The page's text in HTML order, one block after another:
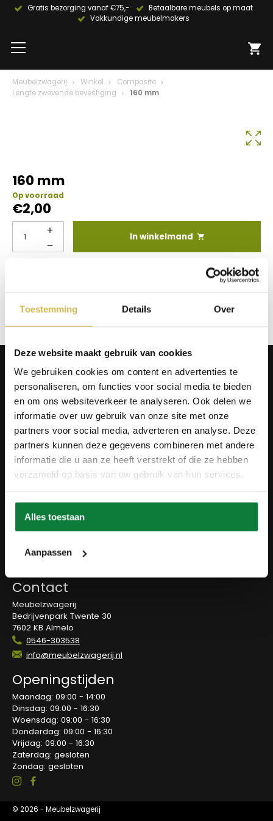
Toestemming Details Over
Deze website maakt gebruik van cookies
We gebruiken cookies om content en advertenties te
personaliseren, om functies voor social media te bieden
en om ons websiteverkeer te analyseren. Ook delen we
informatie over uw gebruik van onze site met onze
partners voor social media, adverteren en analyse. Deze
partners kunnen deze gegevens combineren met andere
informatie die u aan ze heeft verstrekt of die ze hebben
verzameld op basis van uw gebruik van hun services.
Alles toestaan
Aanpassen
Gratis bezorging vanaf €75,-
Betaalbare meubels op maat
Vakkundige meubelmakers
Meubelzwagerij Winkel
Composite
Lengte zwevende bevestiging
160 mm
160 mm
Op voorraad
€2,00
In winkelmand
Info aanvragen / wensen doorgeven
Op verlanglijstje
Producten
Tafels
Wanddecoratie
Tv-meubels
Accessoires
Onderstellen
Olie en onderhoud
Over ons
Wie zijn wij?
Ons materiaal
Duurzaamheid
Betaalmethodes
Overeenkomst herroepen
Contact
Meubelzwagerij
Bedrijvenpark Twente 30
7602 KB Almelo
0546-303538
info@meubelzwagerij.nl
Openingstijden
Maandag: 09:00 - 14:00
Dinsdag: 09:00 - 16:30
Woensdag: 09:00 - 16:30
Donderdag: 09:00 - 16:30
Vrijdag: 09:00 - 16:30
Zaterdag: gesloten
Zondag: gesloten
© 2026 - Meubelzwagerij